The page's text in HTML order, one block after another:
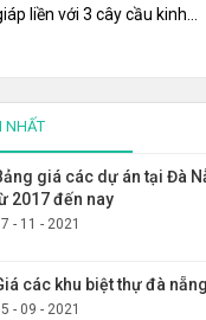
liền với 3 cây cầu kinh...
NHẤT
giá các dự án tại Đà
2017 đến nay
- 11 - 2021
các khu biệt thự đà nẵng
- 09 - 2021